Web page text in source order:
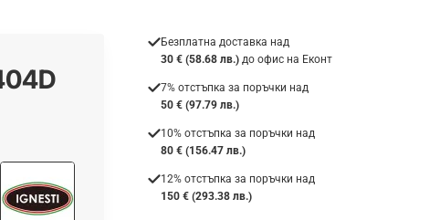
Безплатна доставка над
30 € (58.68 лв.) до офис на Еконт
7% отстъпка за поръчки над
50 € (97.79 лв.)
10% отстъпка за поръчки над
80 € (156.47 лв.)
12% отстъпка за поръчки над
150 € (293.38 лв.)